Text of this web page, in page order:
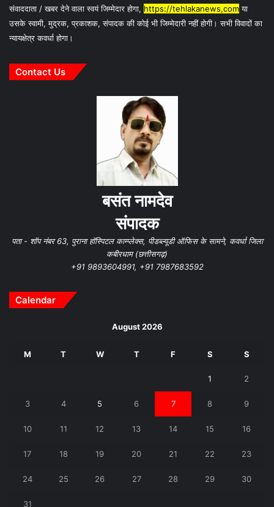
संवाददाता / खबर देने वाला स्वयं जिम्मेदार होगा, https://tehlakanews,comया
उसके स्वामी, मुद्रक, प्रकाशक, संपादक की कोई भी जिम्मेदारी नहीं होगी। सभी विवादों का
न्यायक्षेत्र कवर्धा होगा।
Contact Us
बसंत नामदेव
संपादक
पता - शॉप नंबर 63, पुराना हॉस्पिटल काम्प्लेक्स, पीडब्ल्यूडी ऑफिस के सामने, कवर्धा जिला
कबीरधाम (छत्तीसगढ़)
+91 9893604991, +91 7987683592
Calendar
August 2026
M T W T F S S
1 2
3 4 5 6 7 8 9
10 11 12 13 14 15 16
17 18 19 20 21 22 23
24 25 26 27 28 29 30
31